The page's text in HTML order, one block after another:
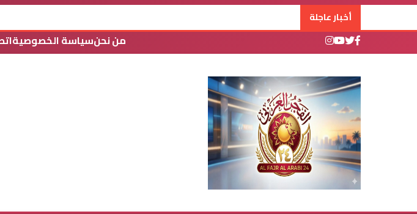
أخبار عاجلة
من نحنسياسة الخصوصية